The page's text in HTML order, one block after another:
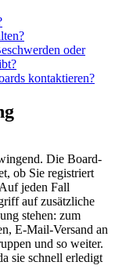
oder
kontaktieren?
Die Board-
ob Sie registriert
jeden Fall
auf zusätzliche
stehen: zum
E-Mail-Versand an
und so weiter.
sie schnell erledigt